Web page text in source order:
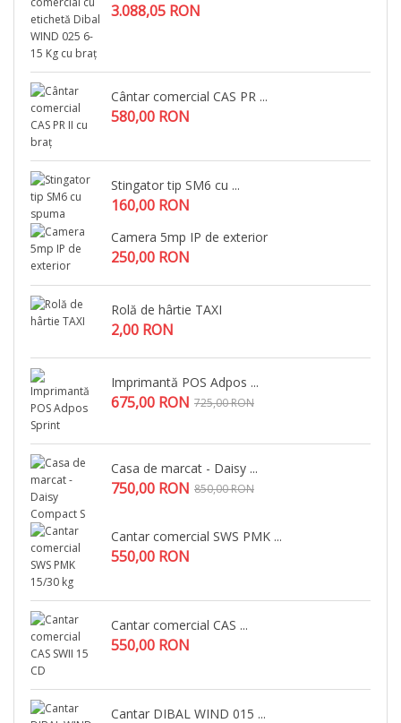
3.088,05 RON
Cântar comercial CAS PR ...
580,00 RON
Stingator tip SM6 cu ...
160,00 RON
Camera 5mp IP de exterior
250,00 RON
Rolă de hârtie TAXI
2,00 RON
Imprimantă POS Adpos ...
725,00 RON
675,00 RON
Casa de marcat - Daisy ...
850,00 RON
750,00 RON
Cantar comercial SWS PMK ...
550,00 RON
Cantar comercial CAS ...
550,00 RON
Cantar DIBAL WIND 015 ...